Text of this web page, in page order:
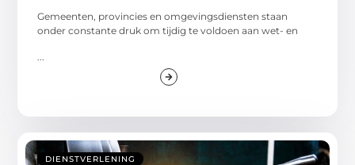
Gemeenten, provincies en omgevingsdiensten staan
onder constante druk om tijdig te voldoen aan wet- en
DIENSTVERLENING